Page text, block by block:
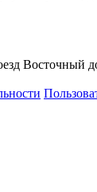
Восточный